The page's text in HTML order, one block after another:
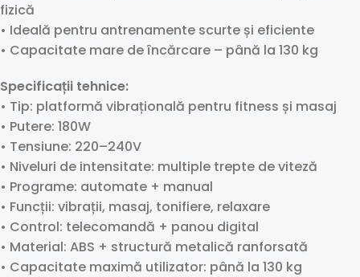
fizică
• Ideală pentru antrenamente scurte și eficiente
• Capacitate mare de încărcare – până la 130 kg
Specificații tehnice:
• Tip: platformă vibrațională pentru fitness și masaj
• Putere: 180W
• Tensiune: 220–240V
• Niveluri de intensitate: multiple trepte de viteză
• Programe: automate + manual
• Funcții: vibrații, masaj, tonifiere, relaxare
• Control: telecomandă + panou digital
• Material: ABS + structură metalică ranforsată
• Capacitate maximă utilizator: până la 130 kg